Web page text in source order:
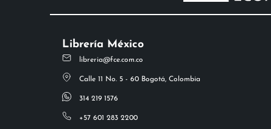
Librería México
libreria@fce.com.co
Calle 11 No. 5 - 60 Bogotá, Colombia
314 219 1576
+57 601 283 2200